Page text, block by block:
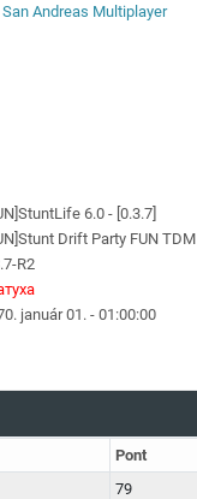
San Andreas Multiplayer
6.0 - [0.3.7]
Drift Party FUN TDM
R2
január 01. - 01:00:00
Pont
79